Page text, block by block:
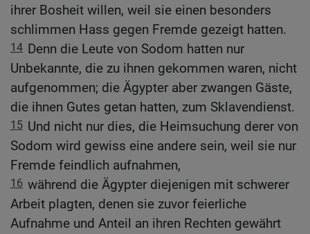
ihrer Bosheit willen, weil sie einen besonders
schlimmen Hass gegen Fremde gezeigt hatten.
14 Denn die Leute von Sodom hatten nur
Unbekannte, die zu ihnen gekommen waren, nicht
aufgenommen; die Ägypter aber zwangen Gäste,
die ihnen Gutes getan hatten, zum Sklavendienst.
15 Und nicht nur dies, die Heimsuchung derer von
Sodom wird gewiss eine andere sein, weil sie nur
Fremde feindlich aufnahmen,
16 während die Ägypter diejenigen mit schwerer
Arbeit plagten, denen sie zuvor feierliche
Aufnahme und Anteil an ihren Rechten gewährt